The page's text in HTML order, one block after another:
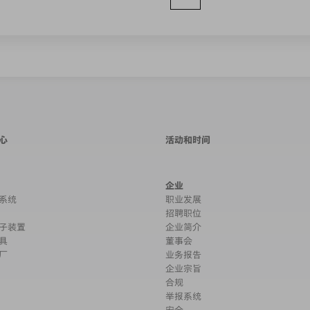
活动和时间
统
装置
企业
职业发展
招聘职位
企业简介
董事会
业务报告
企业宗旨
合规
举报系统